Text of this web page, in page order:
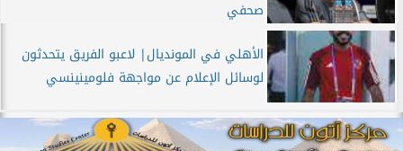
صحفي
الأهلي في المونديال| لاعبو الفريق يتحدثون
لوسائل الإعلام عن مواجهة فلومينينسي